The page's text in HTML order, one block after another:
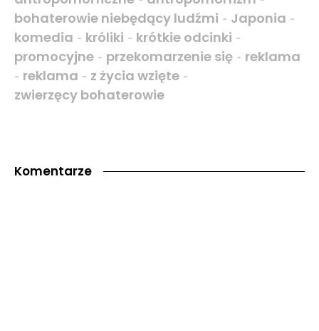
bohaterowie niebędący ludźmi - Japonia -
komedia - króliki - krótkie odcinki -
promocyjne - przekomarzenie się - reklama
- reklama - z życia wzięte -
zwierzęcy bohaterowie
Komentarze